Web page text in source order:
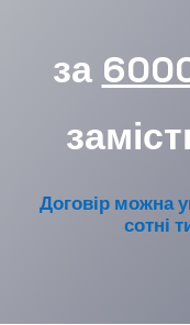
за
Договір можна
сотні